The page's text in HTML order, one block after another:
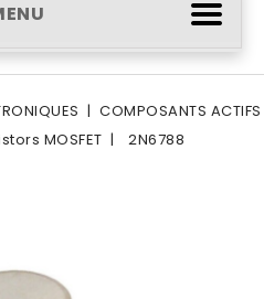
COMPOSANTS ACTIFS
MOSFET 2N6788